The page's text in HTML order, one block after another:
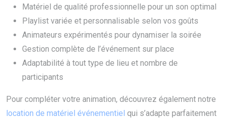
Matériel de qualité professionnelle pour un son optimal
Playlist variée et personnalisable selon vos goûts
Animateurs expérimentés pour dynamiser la soirée
Gestion complète de l’événement sur place
Adaptabilité à tout type de lieu et nombre de
participants
Pour compléter votre animation, découvrez également notre
location de matériel événementiel qui s’adapte parfaitement